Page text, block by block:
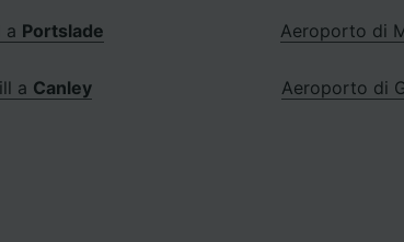
a Portslade
a Canley
Aeroporto di
Aeroporto di